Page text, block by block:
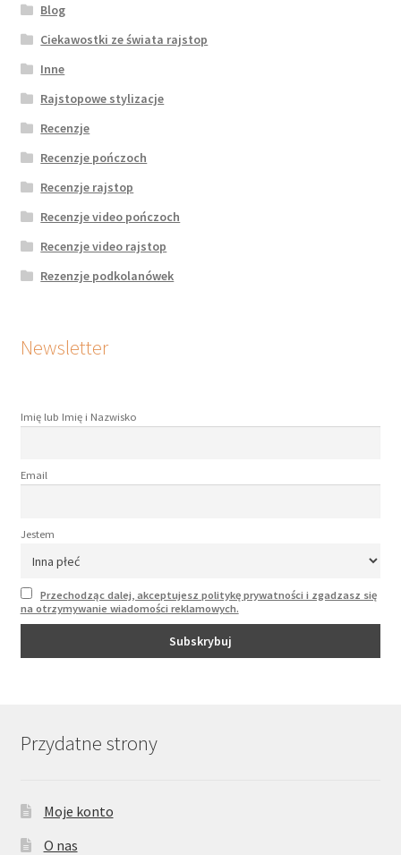
Blog
Ciekawostki ze świata rajstop
Inne
Rajstopowe stylizacje
Recenzje
Recenzje pończoch
Recenzje rajstop
Recenzje video pończoch
Recenzje video rajstop
Rezenzje podkolanówek
Newsletter
Imię lub Imię i Nazwisko
Email
Jestem
Przechodząc dalej, akceptujesz politykę prywatności i zgadzasz się
na otrzymywanie wiadomości reklamowych.
Przydatne strony
Moje konto
O nas